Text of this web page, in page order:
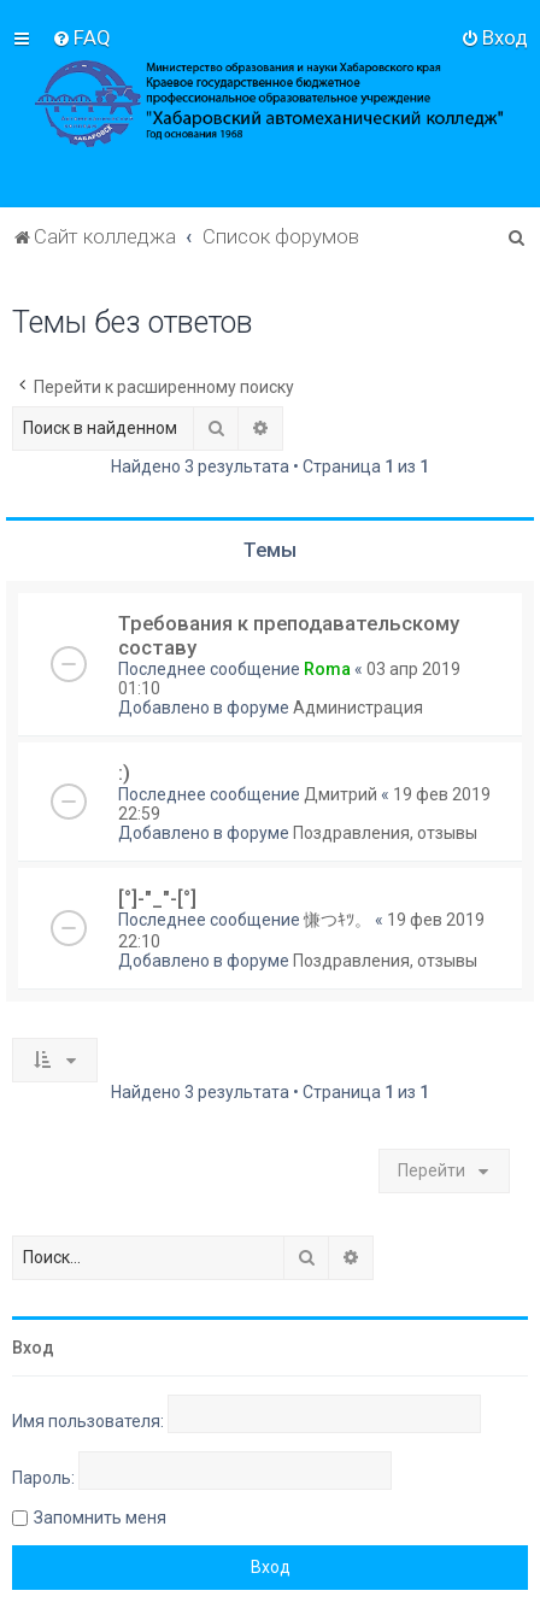
FAQ Вход
Сайт колледжа Список форумов
Темы без ответов
Перейти к расширенному поиску
Поиск
Найдено 3 результата • Страница 1 из 1
Темы
Требования к преподавательскому
составу
Последнее сообщение Roma « 03 апр 2019
01:10
Добавлено в форуме Администрация
:)
Последнее сообщение Дмитрий « 19 фев 2019
22:59
Добавлено в форуме Поздравления, отзывы
[°]-"_"-[°]
Последнее сообщение慊つｷﾂ。 « 19 фев 2019
22:10
Добавлено в форуме Поздравления, отзывы
Найдено 3 результата • Страница 1 из 1
Перейти
Поиск
Вход
Имя пользователя:
Пароль:
Запомнить меня